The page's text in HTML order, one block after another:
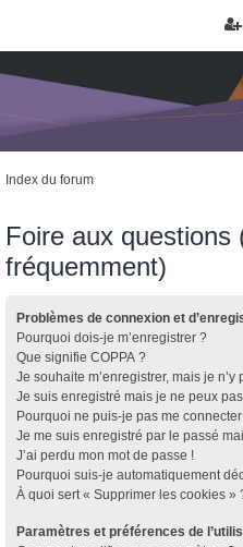
Index du forum
Foire aux questions
fréquemment)
Problèmes de connexion et
Pourquoi dois-je m’enregistrer ?
Que signifie COPPA ?
Je souhaite m’enregistrer, mais je n’y
Je suis enregistré mais je ne peux
Pourquoi ne puis-je pas me
Je me suis enregistré par le passé
J’ai perdu mon mot de passe !
Pourquoi suis-je automatiquement
À quoi sert « Supprimer les cookies »
Paramètres et préférences de